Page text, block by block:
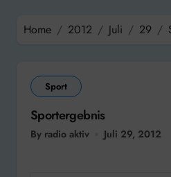
Home 2012 Juli 29
Sport
Sportergebnis
By radio aktiv Juli 29, 2012